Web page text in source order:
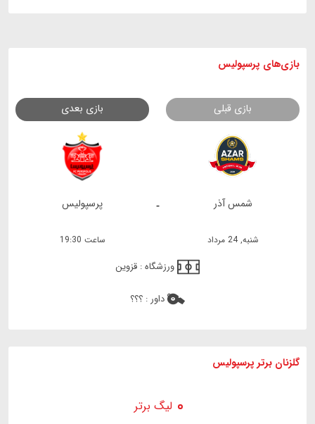
بازی های پرسپولیس
بازی قبلی بازی بعدی
- شمس آذر پرسپولیس
شنبه, 24 مرداد ساعت 19:30
ورزشگاه : قزوین
داور : ؟؟؟
گلزنان برتر پرسپولیس
لیگ برتر